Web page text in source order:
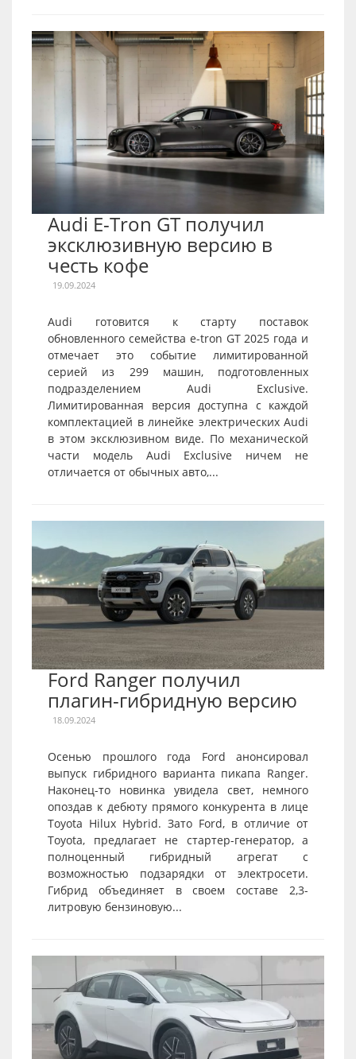
Audi E-Tron GT получил
эксклюзивную версию в
честь кофе
19.09.2024
Audi готовится к старту поставок
обновленного семейства e-tron GT 2025 года и
отмечает это событие лимитированной
серией из 299 машин, подготовленных
подразделением Audi Exclusive.
Лимитированная версия доступна с каждой
комплектацией в линейке электрических Audi
в этом эксклюзивном виде. По механической
части модель Audi Exclusive ничем не
отличается от обычных авто,...
Ford Ranger получил
плагин-гибридную версию
18.09.2024
Осенью прошлого года Ford анонсировал
выпуск гибридного варианта пикапа Ranger.
Наконец-то новинка увидела свет, немного
опоздав к дебюту прямого конкурента в лице
Toyota Hilux Hybrid. Зато Ford, в отличие от
Toyota, предлагает не стартер-генератор, а
полноценный гибридный агрегат с
возможностью подзарядки от электросети.
Гибрид объединяет в своем составе 2,3-
литровую бензиновую...